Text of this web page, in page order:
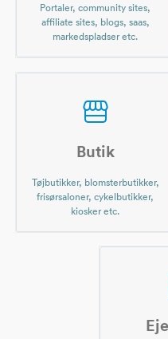
Portaler, community sites,
affiliate sites, blogs, saas,
markedspladser etc.
Butik
Tøjbutikker, blomsterbutikker,
frisørsaloner, cykelbutikker,
kiosker etc.